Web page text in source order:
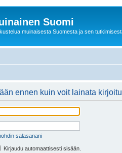
Suomi
muinaisesta Suomesta ja sen
ennen kuin voit lainata
salasanani
Kirjaudu automaattisesti sisään.